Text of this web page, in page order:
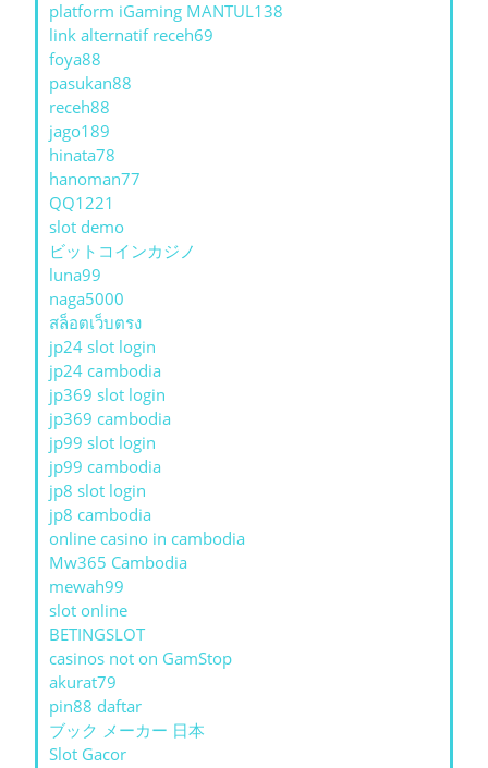
platform iGaming MANTUL138
link alternatif receh69
foya88
pasukan88
receh88
jago189
hinata78
hanoman77
QQ1221
slot demo
ビットコインカジノ
luna99
naga5000
สล็อตเว็บตรง
jp24 slot login
jp24 cambodia
jp369 slot login
jp369 cambodia
jp99 slot login
jp99 cambodia
jp8 slot login
jp8 cambodia
online casino in cambodia
Mw365 Cambodia
mewah99
slot online
BETINGSLOT
casinos not on GamStop
akurat79
pin88 daftar
ブック メーカー 日本
Slot Gacor